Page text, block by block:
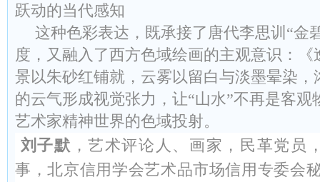
跃动的当代感知
这种色彩表达，既承接了唐代李思训“金
度，又融入了西方色域绘画的主观意识：《
景以朱砂红铺就，云雾以留白与淡墨晕染，
的云气形成视觉张力，让“山水”不再是客观
艺术家精神世界的色域投射。
刘子默 ，艺术评论人、画家，民革党员
事，北京信用学会艺术品市场信用专委会